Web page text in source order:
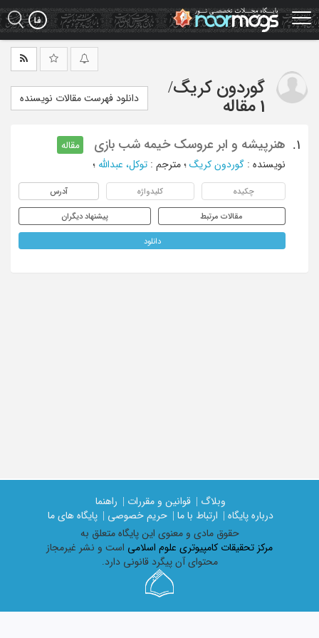
Skip
to
main
گوردون کریگ/
1 مقاله
دانلود فهرست مقالات نویسنده
1. هنرپیشه و ابر عروسک خیمه شب بازی
مقاله
نویسنده : گوردون کریگ ؛ مترجم : توکل، عبدالله ؛
چکیده کلیدواژه آدرس
مقالات مرتبط پیشنهاد دیگران
دانلود
وبلاگ | قوانین و مقررات |
راهنما
درباره پایگاه |
ارتباط با ما | حریم خصوصی |
پایگاه های ما
حقوق مادی و معنوی اين پايگاه متعلق به
مرکز تحقیقات کامپیوتری علوم اسلامی است و نشر غیرمجاز
محتوای آن پیگرد قانونی دارد.